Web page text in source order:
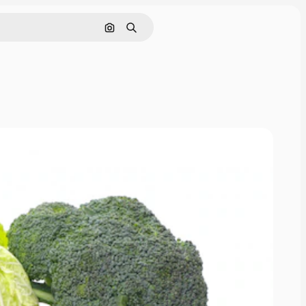
画像で検索
検索